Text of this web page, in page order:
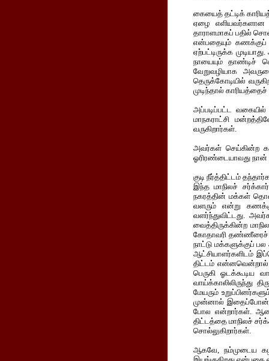
கையைத் தட்டிக்
ஏழை எளியவர்களான
தாராளமாகப் பதில்
என்பதையும் கணக்குப்
ஏற்பட்டிருக்க
நாயையும் தாண்டிச்
வேறுவழியாக
தெருக்கோடியில்
முடிந்தால்
அப்படிப்பட்ட
மாநகராட்சி
வருகிறார்கள்.
அவர்கள் செய்கின்ற
ஓரிரண்டையாவது
குடி நீர்த்திட்டம்
இந்த மாநிலச்
நகரத்தின் மக்கள்
வளரும் என்று
வளர்ந்துவிட்டது.
வைத்திருக்கின்ற
கோதாவரி தண்ணீரைச்
நாட்டு மக்களுக்குப்
ஆட்சியாளர்களிடம்
திட்டம் என்னவென்றால்
பெருகி
வாய்க்காலிலிருந்து
மேயரும்
முன்னால்
போல என்றார்கள்.
திட்டத்தை மாநிலச்
சொல்லுகிறார்கள்.
ஆகவே, நம்முடைய